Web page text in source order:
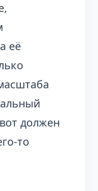
её
должен
то